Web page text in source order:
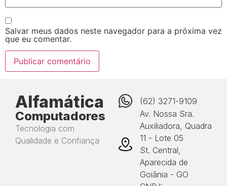
Salvar meus dados neste navegador para a próxima vez
que eu comentar.
Alfamática
Computadores
Tecnologia com
Qualidade e Confiança
(62) 3271-9109
Av. Nossa Sra.
Auxiliadora, Quadra
11 - Lote 05
St. Central,
Aparecida de
Goiânia - GO